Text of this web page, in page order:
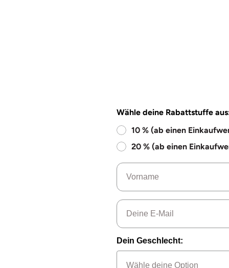
Wähle deine Rabattstuffe
10 % (ab einen
20 % (ab einen
Name
Email
Dein Geschlecht: